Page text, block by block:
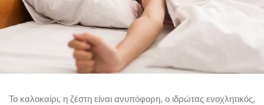
Το καλοκαίρι, η ζέστη είναι ανυπόφορη, ο ιδρώτας ενοχλητικός,